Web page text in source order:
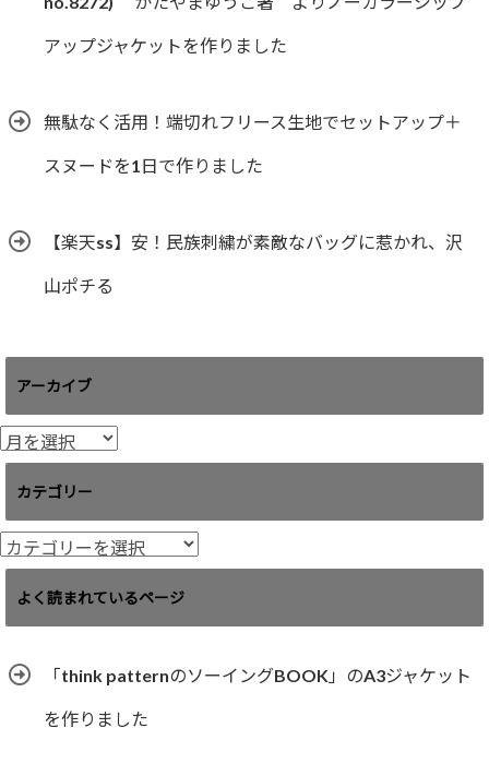
アップジャケットを作りました
無駄なく活用！端切れフリース生地でセットアップ＋
スヌードを1日で作りました
【楽天ss】安！民族刺繍が素敵なバッグに惹かれ、沢
山ポチる
アーカイブ
ア
ー
イ
ブ
カテゴリー
カ
テ
リ
よく読まれているページ
「think patternのソーイングBOOK」のA3ジャケット
を作りました